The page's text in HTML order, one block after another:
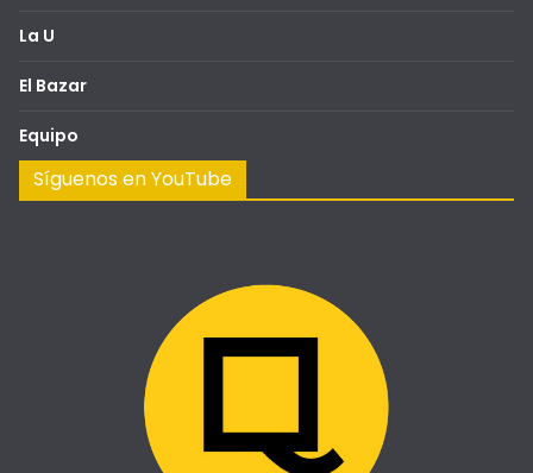
La U
El Bazar
Equipo
Síguenos en YouTube